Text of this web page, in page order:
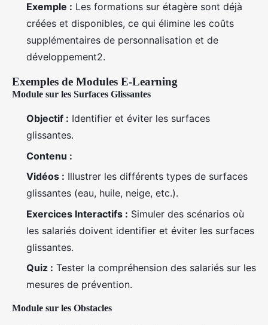
Exemple : Les formations sur étagère sont déjà
créées et disponibles, ce qui élimine les coûts
supplémentaires de personnalisation et de
développement2.
Exemples de Modules E-Learning
Module sur les Surfaces Glissantes
Objectif : Identifier et éviter les surfaces
glissantes.
Contenu :
Vidéos : Illustrer les différents types de surfaces
glissantes (eau, huile, neige, etc.).
Exercices Interactifs : Simuler des scénarios où
les salariés doivent identifier et éviter les surfaces
glissantes.
Quiz : Tester la compréhension des salariés sur les
mesures de prévention.
Module sur les Obstacles